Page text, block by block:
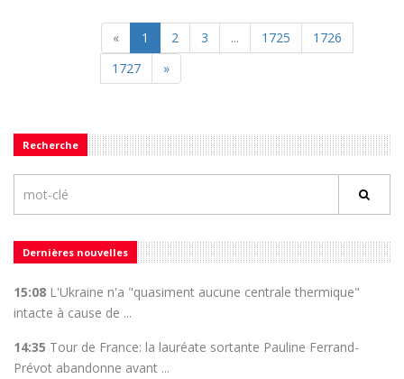
« 1 2 3 ... 1725
1726
1727
»
Recherche
Dernières nouvelles
15:08 L'Ukraine n'a "quasiment aucune centrale thermique"
intacte à cause de ...
14:35 Tour de France: la lauréate sortante Pauline Ferrand-
Prévot abandonne avant ...